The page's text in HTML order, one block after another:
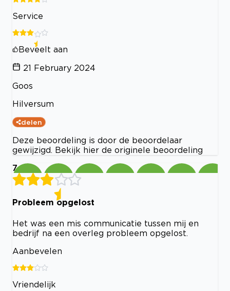
Service
Beveelt aan
21 February 2024
Goos
Hilversum
delen
Deze beoordeling is door de beoordelaar
gewijzigd. Bekijk hier de originele beoordeling
7
Probleem opgelost
Het was een mis communicatie tussen mij en
bedrijf na een overleg probleem opgelost.
Aanbevelen
Vriendelijk